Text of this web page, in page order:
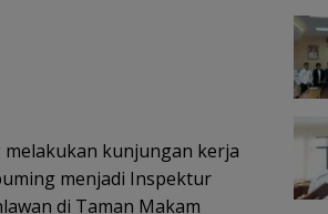
melakukan kunjungan kerja
menjadi Inspektur
di Taman Makam